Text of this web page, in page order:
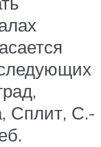
Сплит, С.-